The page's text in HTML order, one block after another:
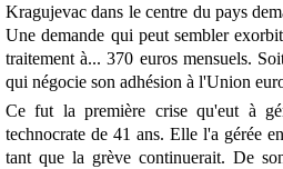
Kragujevac dans le centre du pays
Une demande qui peut sembler
traitement à... 370 euros mensuels.
qui négocie son adhésion à l'Union
Ce fut la première crise qu'eut à
technocrate de 41 ans. Elle l'a gérée
tant que la grève continuerait. De